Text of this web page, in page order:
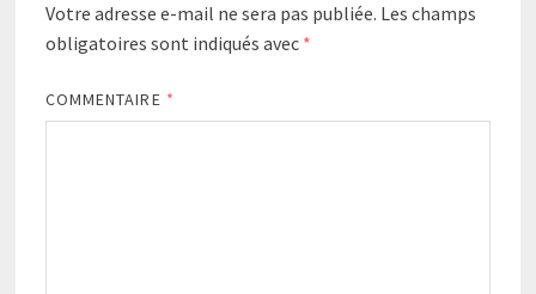
Votre adresse e-mail ne sera pas publiée. Les champs
obligatoires sont indiqués avec *
COMMENTAIRE *